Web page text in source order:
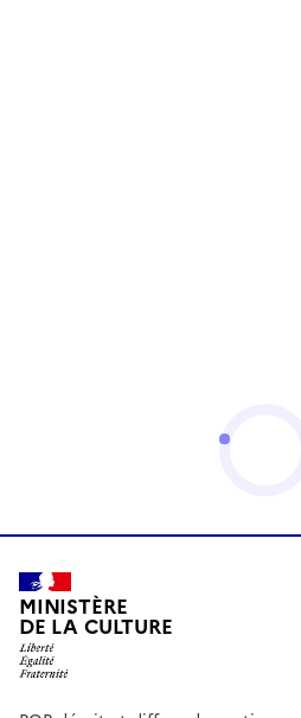
MINISTÈRE
DE LA CULTURE